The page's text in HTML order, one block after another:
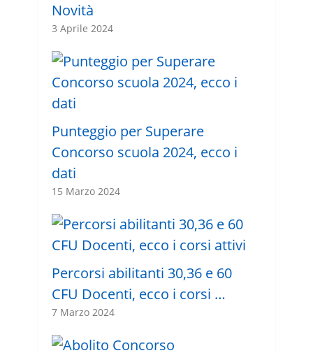
Novità
3 Aprile 2024
Punteggio per Superare
Concorso scuola 2024, ecco i
dati
15 Marzo 2024
Percorsi abilitanti 30,36 e 60
CFU Docenti, ecco i corsi …
7 Marzo 2024